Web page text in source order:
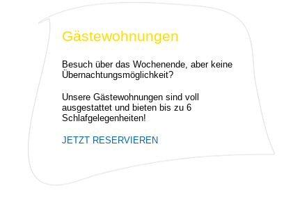
Gästewohnungen
Besuch über das Wochenende, aber keine
Übernachtungsmöglichkeit?
Unsere Gästewohnungen sind voll
ausgestattet und bieten bis zu 6
Schlafgelegenheiten!
JETZT RESERVIEREN